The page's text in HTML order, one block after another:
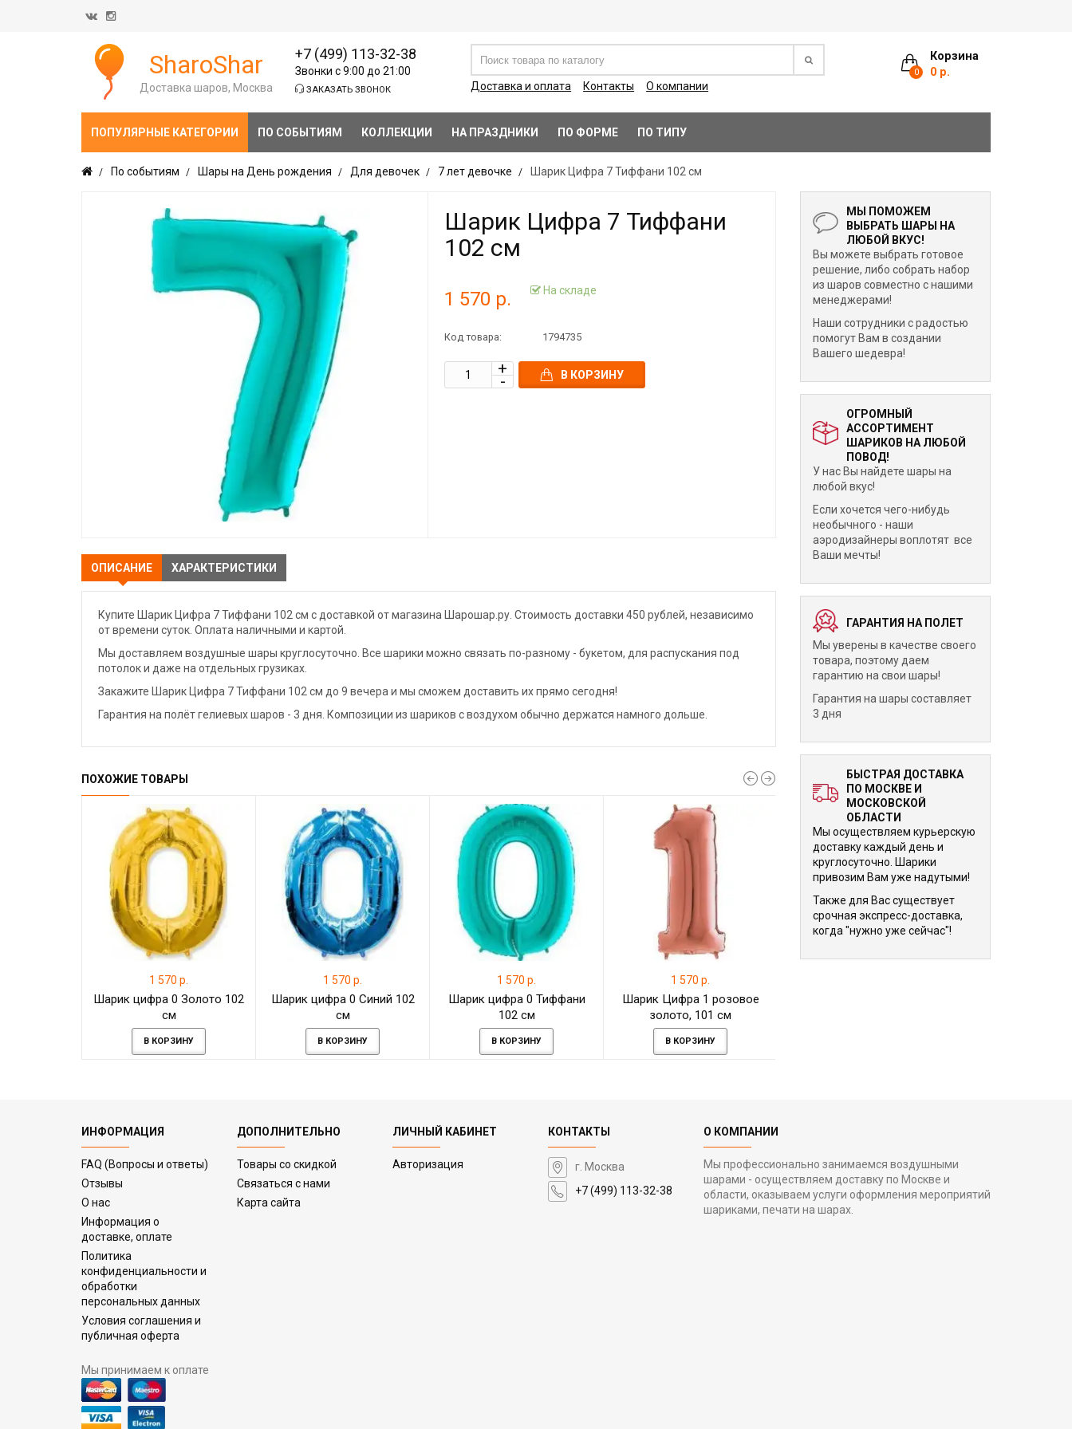
Корзина
0 0 р.
SharoShar
Доставка шаров, Москва
+7 (499) 113-32-38
Звонки с 9:00 до 21:00
ЗАКАЗАТЬ ЗВОНОК Доставка и оплата Контакты О компании
ПОПУЛЯРНЫЕ КАТЕГОРИИ ПО СОБЫТИЯМ КОЛЛЕКЦИИ НА ПРАЗДНИКИ ПО ФОРМЕ ПО ТИПУ
По событиям Шары на День рождения Для девочек 7 лет девочке Шарик Цифра 7 Тиффани 102 см
Шарик Цифра 7 Тиффани
102 см
1 570 р. На складе
Код товара: 1794735
В КОРЗИНУ
ОПИСАНИЕ ХАРАКТЕРИСТИКИ
Купите Шарик Цифра 7 Тиффани 102 см с доставкой от магазина Шарошар.ру. Стоимость доставки 450 рублей, независимо
от времени суток. Оплата наличными и картой.
Мы доставляем воздушные шары круглосуточно. Все шарики можно связать по-разному - букетом, для распускания под
потолок и даже на отдельных грузиках.
Закажите Шарик Цифра 7 Тиффани 102 см до 9 вечера и мы сможем доставить их прямо сегодня!
Гарантия на полёт гелиевых шаров - 3 дня. Композиции из шариков с воздухом обычно держатся намного дольше.
ПОХОЖИЕ ТОВАРЫ
1 570 р.
Шарик цифра 0 Золото 102
см
В КОРЗИНУ
1 570 р.
Шарик цифра 0 Синий 102
см
В КОРЗИНУ
1 570 р.
Шарик цифра 0 Тиффани
102 см
В КОРЗИНУ
1 570 р.
Шарик Цифра 1 розовое
золото, 101 см
В КОРЗИНУ
МЫ ПОМОЖЕМ
ВЫБРАТЬ ШАРЫ НА
ЛЮБОЙ ВКУС!
Вы можете выбрать готовое
решение, либо собрать набор
из шаров совместно с нашими
менеджерами!
Наши сотрудники с радостью
помогут Вам в создании
Вашего шедевра!
ОГРОМНЫЙ
АССОРТИМЕНТ
ШАРИКОВ НА ЛЮБОЙ
ПОВОД!
У нас Вы найдете шары на
любой вкус!
Если хочется чего-нибудь
необычного - наши
аэродизайнеры воплотят все
Ваши мечты!
ГАРАНТИЯ НА ПОЛЕТ
Мы уверены в качестве своего
товара, поэтому даем
гарантию на свои шары!
Гарантия на шары составляет
3 дня
БЫСТРАЯ ДОСТАВКА
ПО МОСКВЕ И
МОСКОВСКОЙ
ОБЛАСТИ
Мы осуществляем курьерскую
доставку каждый день и
круглосуточно. Шарики
привозим Вам уже надутыми!
Также для Вас существует
срочная экспресс-доставка,
когда "нужно уже сейчас"!
ИНФОРМАЦИЯ
FAQ (Вопросы и ответы)
Отзывы
О нас
Информация о
доставке, оплате
Политика
конфиденциальности и
обработки
персональных данных
Условия соглашения и
публичная оферта
Мы принимаем к оплате
ДОПОЛНИТЕЛЬНО
Товары со скидкой
Связаться с нами
Карта сайта
ЛИЧНЫЙ КАБИНЕТ
Авторизация
КОНТАКТЫ
г. Москва
+7 (499) 113-32-38
О КОМПАНИИ
Мы профессионально занимаемся воздушными
шарами - осуществляем доставку по Москве и
области, оказываем услуги оформления мероприятий
шариками, печати на шарах.